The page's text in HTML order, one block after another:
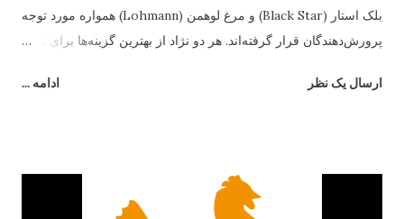
بلک استار (Black Star) و مرغ لوهمن (Lohmann) همواره مورد توجه
پرورش‌دهندگان قرار گرفته‌اند. هر دو نژاد از بهترین گزینه‌ها برای تولید
نگهداری دارند. در این مقاله به بررسی دقیق تفاوت مرغ بلک استار و
در شرایط متنوع آب‌وهوایی عملکرد خوبی نشان دهد. در مقابل، مرغ
ارسال یک نظر ادامه ...